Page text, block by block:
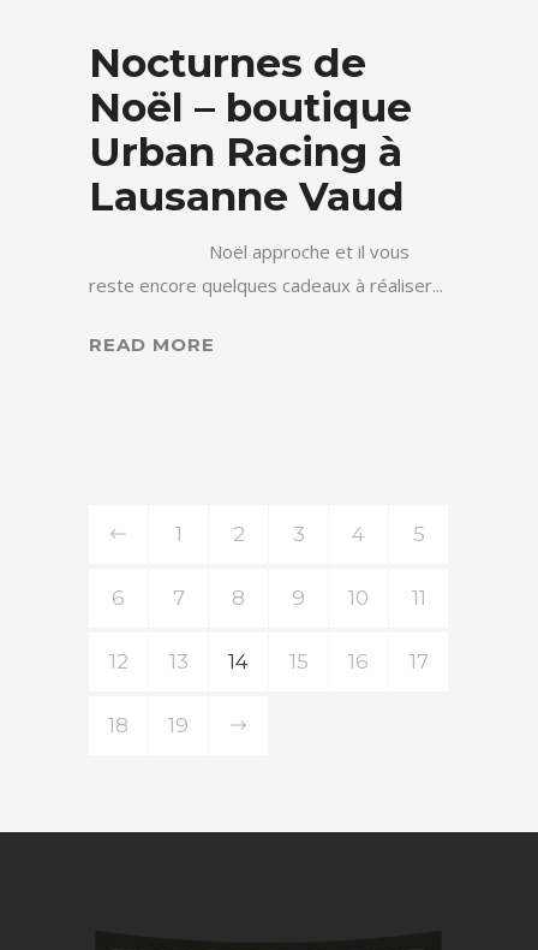
Nocturnes de
Noël – boutique
Urban Racing à
Lausanne Vaud
Noël approche et il vous
reste encore quelques cadeaux à réaliser...
READ MORE
1 2 3 4 5
6 7 8 9 10 11
12 13 14 15 16 17
18 19